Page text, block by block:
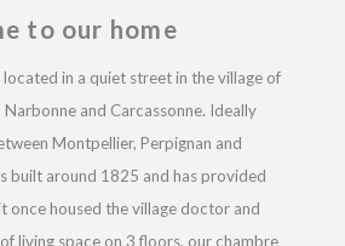
to our home
in a quiet street in the village of
and Carcassonne. Ideally
Montpellier, Perpignan and
built around 1825 and has provided
once housed the village doctor and
living space on 3 floors, our chambre